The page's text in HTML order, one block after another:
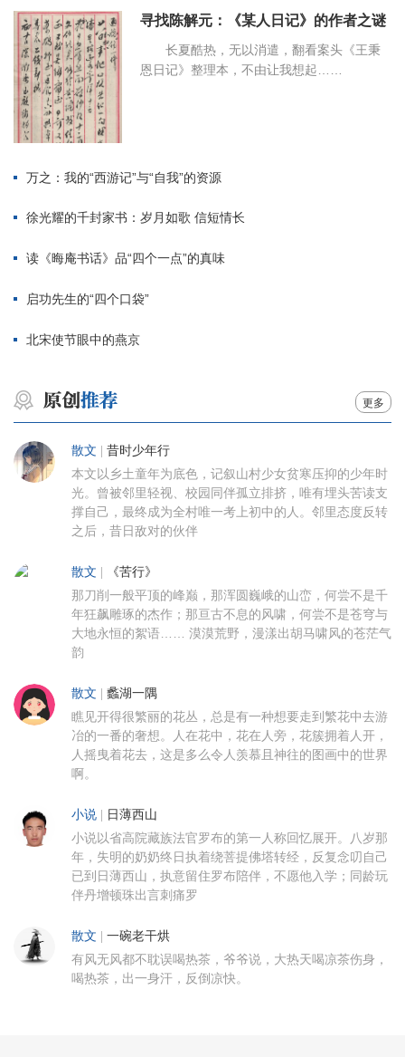
寻找陈解元：《某人日记》的作者之谜
长夏酷热，无以消遣，翻看案头《王秉
恩日记》整理本，不由让我想起……
万之：我的“西游记”与“自我”的资源
徐光耀的千封家书：岁月如歌 信短情长
读《晦庵书话》品“四个一点”的真味
启功先生的“四个口袋”
北宋使节眼中的燕京
更多
散文 昔时少年行
本文以乡土童年为底色，记叙山村少女贫寒压抑的少年时
光。曾被邻里轻视、校园同伴孤立排挤，唯有埋头苦读支
撑自己，最终成为全村唯一考上初中的人。邻里态度反转
之后，昔日敌对的伙伴
散文 《苦行》
那刀削一般平顶的峰巅，那浑圆巍峨的山峦，何尝不是千
年狂飙雕琢的杰作；那亘古不息的风啸，何尝不是苍穹与
大地永恒的絮语…… 漠漠荒野，漫漾出胡马啸风的苍茫气
韵
散文 蠡湖一隅
瞧见开得很繁丽的花丛，总是有一种想要走到繁花中去游
冶的一番的奢想。人在花中，花在人旁，花簇拥着人开，
人摇曳着花去，这是多么令人羡慕且神往的图画中的世界
啊。
小说 日薄西山
小说以省高院藏族法官罗布的第一人称回忆展开。八岁那
年，失明的奶奶终日执着绕菩提佛塔转经，反复念叨自己
已到日薄西山，执意留住罗布陪伴，不愿他入学；同龄玩
伴丹增顿珠出言刺痛罗
散文 一碗老干烘
有风无风都不耽误喝热茶，爷爷说，大热天喝凉茶伤身，
喝热茶，出一身汗，反倒凉快。